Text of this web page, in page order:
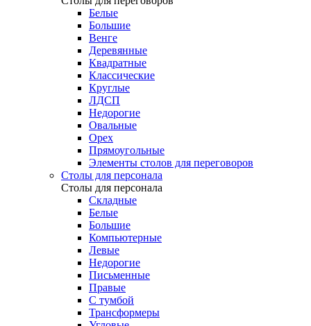
Белые
Большие
Венге
Деревянные
Квадратные
Классические
Круглые
ЛДСП
Недорогие
Овальные
Орех
Прямоугольные
Элементы столов для переговоров
Столы для персонала
Столы для персонала
Cкладные
Белые
Большие
Компьютерные
Левые
Недорогие
Письменные
Правые
С тумбой
Трансформеры